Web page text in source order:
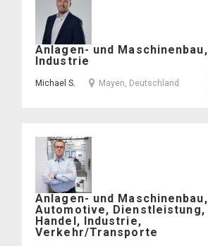
Michael
S.
Anlagen- und Maschinenbau,
Industrie
Michael S. Mayen, Deutschland
Klaus
B.
–
Anlagen- und Maschinenbau,
Automotive, Dienstleistung,
Handel, Industrie,
Verkehr/Transporte